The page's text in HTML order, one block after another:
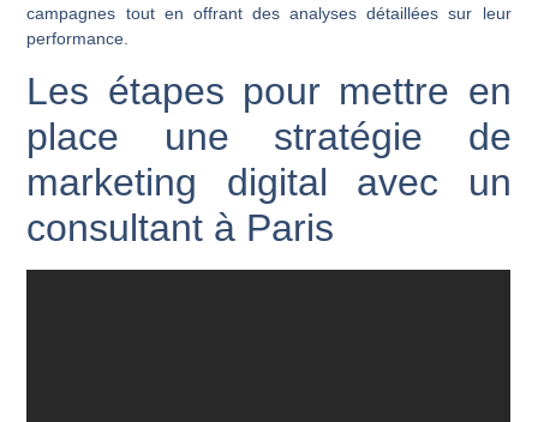
campagnes tout en offrant des analyses détaillées sur leur
performance.
Les étapes pour mettre en
place une stratégie de
marketing digital avec un
consultant à Paris